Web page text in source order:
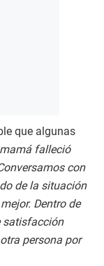
que algunas
mamá falleció
con
de la situación
Dentro de
satisfacción
persona por